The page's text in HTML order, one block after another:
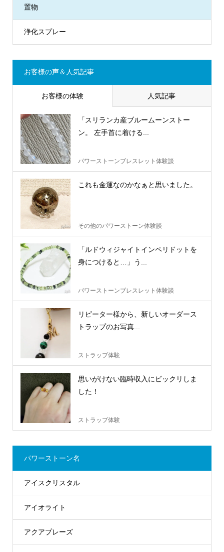
置物
浄化スプレー
お客様の声＆人気記事
お客様の体験 人気記事
「スリランカ産ブルームーンストー
ン。 左手首に着ける...
パワーストーンブレスレット体験談
これも金運なのかなぁと思いました。
その他のパワーストーン体験談
「ルドウィジャイトインペリドットを
身につけると…」う...
パワーストーンブレスレット体験談
リピーター様から、新しいオーダース
トラップのお写真...
ストラップ体験
思いがけない臨時収入にビックリしま
した！
ストラップ体験
パワーストーン名
アイスクリスタル
アイオライト
アクアプレーズ